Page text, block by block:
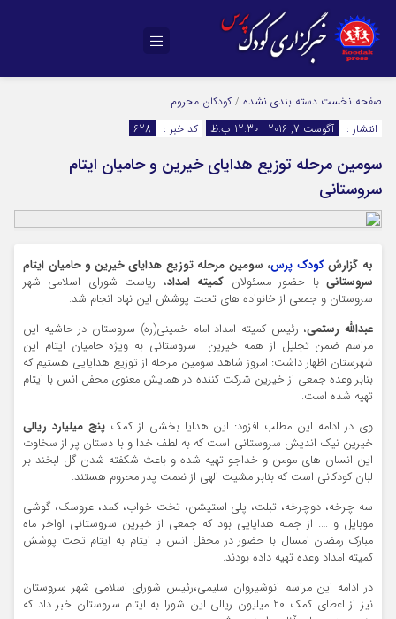
صفحه نخست دسته بندی نشده / کودکان محروم
انتشار :
آگوست 7, 2016 - 12:30 ب.ظ کد خبر : 628
سومین مرحله توزیع هدایای خیرین و حامیان ایتام
سروستانی
به گزارشکودک پرس، سومین مرحله توزیع هدایای خیرین و حامیان ایتام
سروستانیبا حضور مسئولان کمیته امداد، ریاست شورای اسلامی شهر
سروستان و جمعی از خانواده های تحت پوشش این نهاد انجام شد.
عبدالله رستمی، رئیس کمیته امداد امام خمینی(ره) سروستان در حاشیه این
مراسم ضمن تجلیل از همه خیرین سروستانی به ویژه حامیان ایتام این
شهرستان اظهار داشت: امروز شاهد سومین مرحله از توزیع هدایایی هستیم که
بنابر وعده جمعی از خیرین شرکت کننده در همایش معنوی محفل انس با ایتام
تهیه شده است.
وی در ادامه این مطلب افزود: این هدایا بخشی از کمکپنج میلیارد ریالی
خیرین نیک اندیش سروستانی است که به لطف خدا و با دستان پر از سخاوت
این انسان های مومن و خداجو تهیه شده و باعث شکفته شدن گل لبخند بر
لبان کودکانی است که بنابر مشیت الهی از نعمت پدر محروم هستند.
سه چرخه، دوچرخه، تبلت، پلی استیشن، تخت خواب، کمد، عروسک، گوشی
موبایل و …. از جمله هدایایی بود که جمعی از خیرین سروستانی اواخر ماه
مبارک رمضان امسال با حضور در محفل انس با ایتام به ایتام تحت پوشش
کمیته امداد وعده تهیه داده بودند.
در ادامه این مراسم انوشیروان سلیمی،رئیس شورای اسلامی شهر سروستان
نیز از اعطای کمک 20 میلیون ریالی این شورا به ایتام سروستان خبر داد که